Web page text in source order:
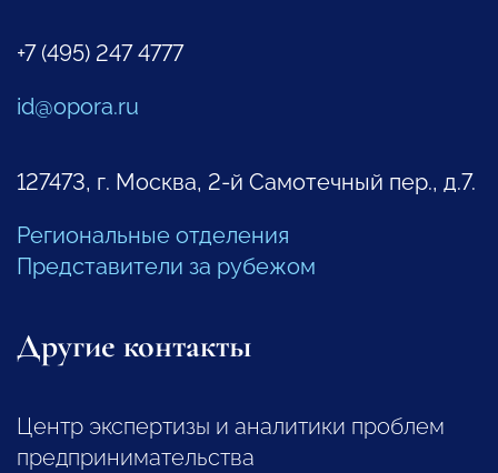
+7 (495) 247 4777
id@opora.ru
127473, г. Москва, 2-й Самотечный пер., д.7.
Региональные отделения
Представители за рубежом
Другие контакты
Центр экспертизы и аналитики проблем
предпринимательства